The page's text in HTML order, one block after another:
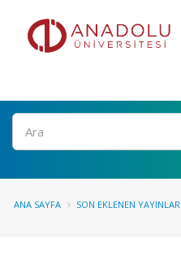
Ara
ANA SAYFA SON EKLENEN YAYINLAR